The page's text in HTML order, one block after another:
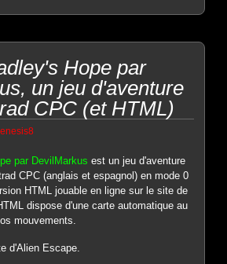
Hope par
un jeu d'aventure
CPC (et HTML)
par DevilMarkus est un jeu d'aventure
CPC (anglais et espagnol) en mode 0
HTML jouable en ligne sur le site de
dispose d'une carte automatique au
mouvements.
d'Alien Escape.